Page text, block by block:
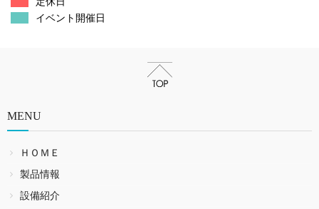
イベント開催日
MENU
ＨＯＭＥ
製品情報
設備紹介